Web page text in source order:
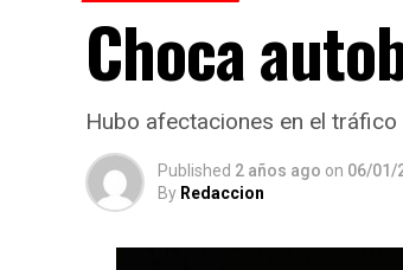
Choca
Hubo afectaciones en el tráfico
Published 2 años ago on 06/01/
By Redaccion